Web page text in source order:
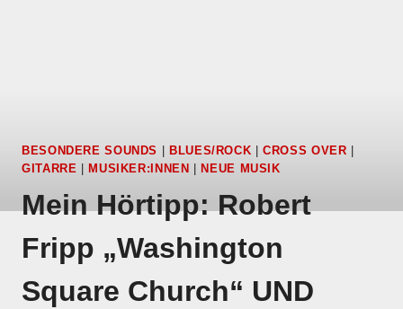
BESONDERE SOUNDS BLUES/ROCK |CROSS OVER
GITARRE
MUSIKER:INNEN NEUE MUSIK
Mein Hörtipp: Robert
Fripp „Washington
Square Church“ UND